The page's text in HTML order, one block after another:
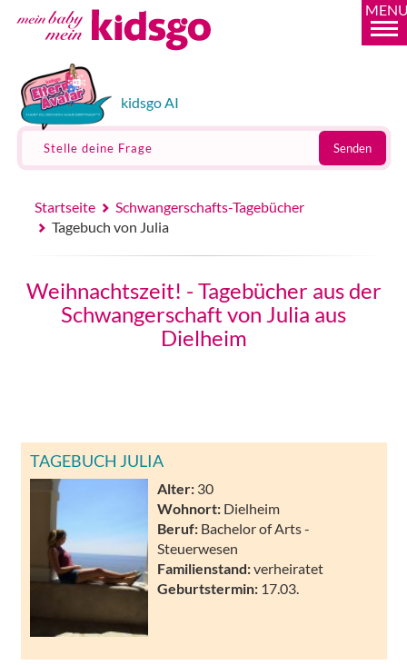
kidsgo AI
Stelle deine Frage Senden
Startseite
Schwangerschafts-Tagebücher
Tagebuch von Julia
Weihnachtszeit! - Tagebücher aus der
Schwangerschaft von Julia aus
Dielheim
TAGEBUCH JULIA
Alter: 30
Wohnort: Dielheim
Beruf: Bachelor of Arts -
Steuerwesen
Familienstand:verheiratet
Geburtstermin: 17.03.